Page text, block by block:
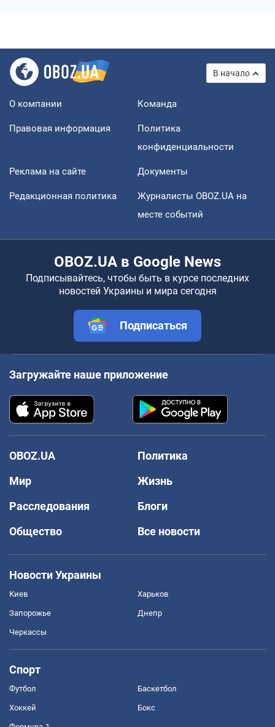
В начало
О компании Команда
Правовая информация
Политика
конфиденциальности
Реклама на сайте Документы
Редакционная политика
Журналисты OBOZ.UA на
месте событий
OBOZ.UA в Google News
Подписывайтесь, чтобы быть в курсе последних
новостей Украины и мира сегодня
Подписаться
Загружайте наше приложение
OBOZ.UA
Политика
Мир
Жизнь
Расследования
Блоги
Общество
Все новости
Новости Украины
Киев Харьков
Запорожье Днепр
Черкассы
Спорт
Футбол Баскетбол
Хоккей Бокс